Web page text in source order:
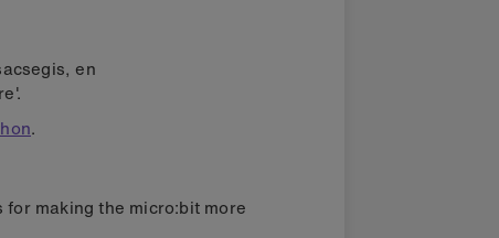
en
.
for making the micro:bit more